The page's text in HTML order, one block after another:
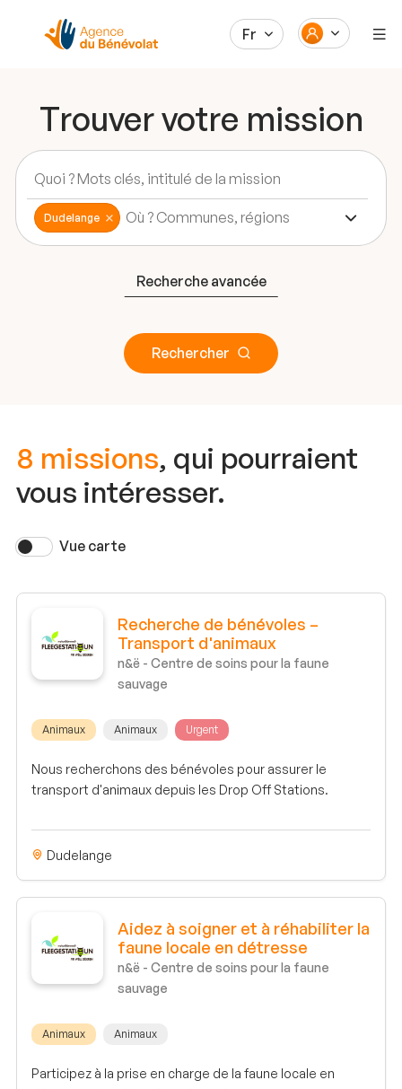
Fr
Trouver votre mission
Dudelange
Recherche avancée
Rechercher
8 missions, qui pourraient
vous intéresser.
Vue carte
Recherche de bénévoles –
Transport d'animaux
n&ë - Centre de soins pour la faune
sauvage
Animaux Animaux Urgent
Nous recherchons des bénévoles pour assurer le
transport d'animaux depuis les Drop Off Stations.
Dudelange
Aidez à soigner et à réhabiliter la
faune locale en détresse
n&ë - Centre de soins pour la faune
sauvage
Animaux Animaux
Participez à la prise en charge de la faune locale en